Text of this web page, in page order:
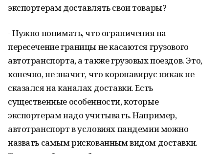
экспортерам доставлять свои товары?
- Нужно понимать, что ограничения на
пересечение границы не касаются грузового
автотранспорта, а также грузовых поездов. Это,
конечно, не значит, что коронавирус никак не
сказался на каналах доставки. Есть
существенные особенности, которые
экспортерам надо учитывать. Например,
автотранспорт в условиях пандемии можно
назвать самым рискованным видом доставки.